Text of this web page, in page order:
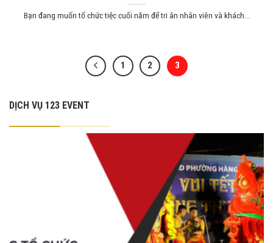
Bạn đang muốn tổ chức tiệc cuối năm để tri ân nhân viên và khách...
1 2 3
DỊCH VỤ 123 EVENT